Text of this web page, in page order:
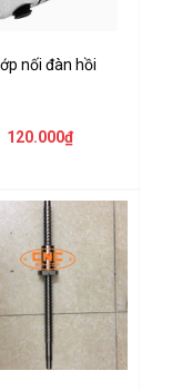
nối đàn hồi
120.000₫